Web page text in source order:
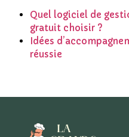
Quel logiciel de
gratuit choisir ?
Idées
réussie